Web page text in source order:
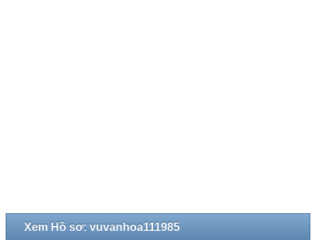
Xem Hồ sơ: vuvanhoa111985